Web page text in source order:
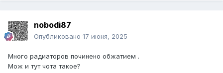
nobodi87
Опубликовано 17 июня, 2025
Много радиаторов починено обжатием .
Мож и тут чота такое?